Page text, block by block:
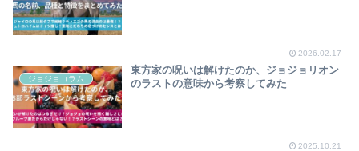
2026.02.17
ジョジョコラム
東方家の呪いは解けたのか、ジョジョリオン
のラストの意味から考察してみた
2025.10.21